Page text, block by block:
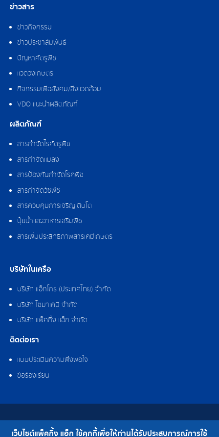
ข่าวสาร
ข่าวกิจกรรม
ข่าวประชาสัมพันธ์
ปัญหาศัตรูพืช
แวดวงเกษตร
กิจกรรมเพื่อสังคม/สิ่งแวดล้อม
VDO แนะนำผลิตภัณฑ์
ผลิตภัณฑ์
สารกำจัดไรศัตรูพืช
สารกำจัดแมลง
สารป้องกันกำจัดโรคพืช
สารกำจัดวัชพืช
สารควบคุมการเจริญเติบโต
ปุ๋ยน้ำและอาหารเสริมพืช
สารเพิ่มประสิทธิภาพสารเคมีเกษตร
บริษัทในเครือ
บริษัท แอ็กโกร (ประเทศไทย) จำกัด
บริษัท ไซมาเคมี จำกัด
บริษัท แพ็คกิ้ง แอ็ก จำกัด
ติดต่อเรา
แบบประเมินความพึงพอใจ
ข้อร้องเรียน
สงวนลิขสิทธิ์ © 2562 บริษัท แพ็คกิ้ง แอ็ก จำกัด
เว็บไซต์แพ็คกิ้ง แอ็ก ใช้คุกกี้เพื่อให้ท่านได้รับประสบการณ์การใช้